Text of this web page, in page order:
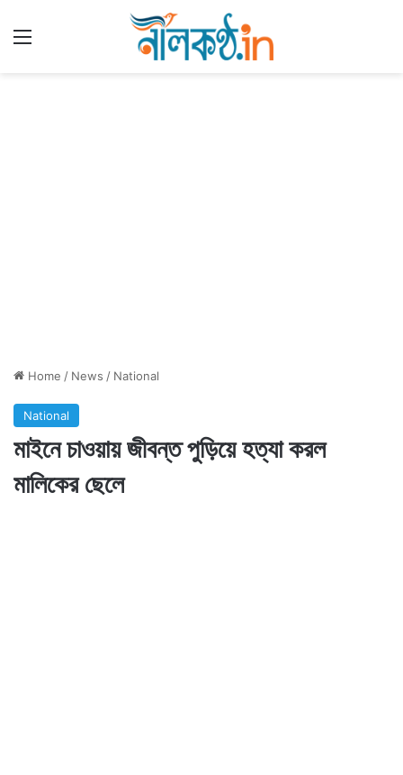
Home / News / National
National
মাইনে চাওয়ায় জীবন্ত পুড়িয়ে হত্যা করল
মালিকের ছেলে